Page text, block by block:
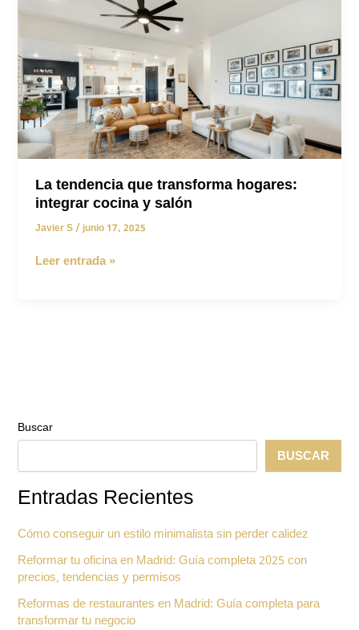
La tendencia que transforma hogares:
integrar cocina y salón
Javier S/junio 17, 2025
La
Leer entrada »
Buscar
BUSCAR
Entradas Recientes
Cómo conseguir un estilo minimalista sin perder calidez
Reformar tu oficina en Madrid: Guía completa 2025 con
precios, tendencias y permisos
Reformas de restaurantes en Madrid: Guía completa para
transformar tu negocio